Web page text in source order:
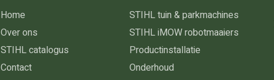
Home
Over ons
STIHL catalogus
Contact
STIHL tuin & parkmachines
STIHL iMOW robotmaaiers
Productinstallatie
Onderhoud